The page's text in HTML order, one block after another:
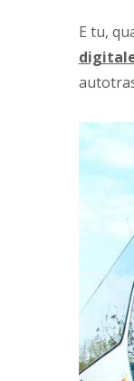
E tu,